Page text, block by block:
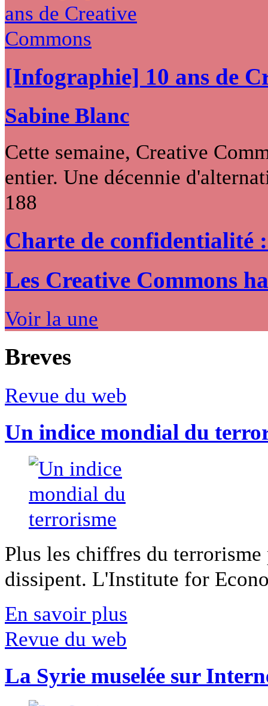
[Infographie] 10 ans de
Sabine Blanc
Cette semaine, Creative
entier. Une décennie
188
Charte de confidentialité
Les Creative Commons
Voir la une
Breves
Revue du web
Un indice mondial du
Plus les chiffres du
dissipent. L'Institute for
En savoir plus
Revue du web
La Syrie muselée sur